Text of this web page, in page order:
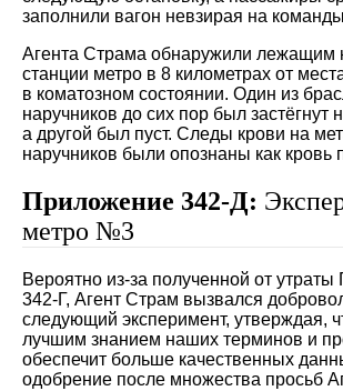
заполнили вагон невзирая на
Агента Страма обнаружили лежащим
станции метро в 8 километрах от
в коматозном состоянии. Один из
наручников до сих пор был застёгнут
а другой был пуст. Следы крови на
наручников были опознаны как кровь
Приложение 342-Д:
метро №3
Вероятно из-за полученной от
342-Г, Агент Страм вызвался
следующий эксперимент, утверждая,
лучшим знанием наших терминов и
обеспечит больше качественных
одобрение после множества просьб